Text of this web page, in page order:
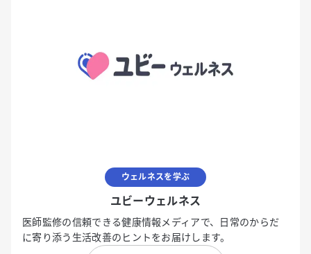
ウェルネスを学ぶ
ユビーウェルネス
医師監修の信頼できる健康情報メディアで、日常のからだ
に寄り添う生活改善のヒントをお届けします。